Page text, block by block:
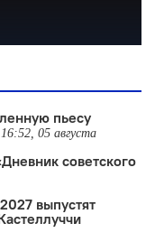
пьесу
16:52, 05 августа
советского
выпустят